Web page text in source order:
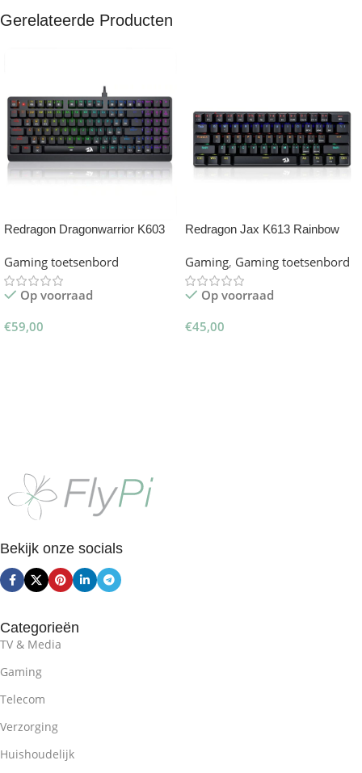
Gerelateerde Producten
Redragon Dragonwarrior K603
Gaming toetsenbord
Op voorraad
€59,00
Redragon Jax K613 Rainbow
Gaming, Gaming toetsenbord
Op voorraad
€45,00
Bekijk onze socials
Categorieën
TV & Media
Gaming
Telecom
Verzorging
Huishoudelijk